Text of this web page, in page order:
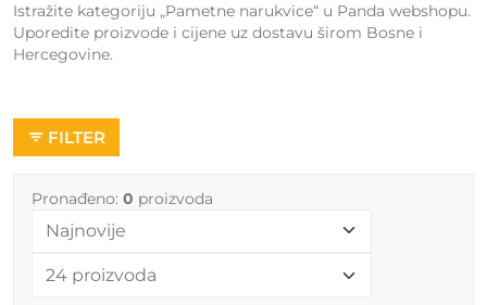
Istražite kategoriju „Pametne narukvice“ u Panda webshopu.
Uporedite proizvode i cijene uz dostavu širom Bosne i
Hercegovine.
FILTER
Pronađeno: 0 proizvoda